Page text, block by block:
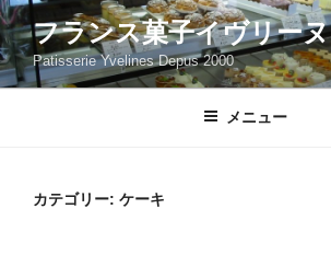
コ
ン
テ
ン
フランス菓子イヴリーヌ
Patisserie Yvelines Depus 2000
メニュー
カテゴリー: ケーキ